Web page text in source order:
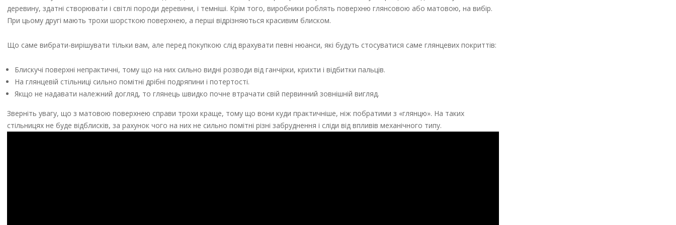
деревину, здатні створювати і світлі породи деревини, і темніші. Крім того, виробники роблять поверхню глянсовою або матовою, на вибір.
При цьому другі мають трохи шорсткою поверхнею, а перші відрізняються красивим блиском.
Що саме вибрати-вирішувати тільки вам, але перед покупкою слід врахувати певні нюанси, які будуть стосуватися саме глянцевих покриттів:
Блискучі поверхні непрактичні, тому що на них сильно видні розводи від ганчірки, крихти і відбитки пальців.
На глянцевій стільниці сильно помітні дрібні подряпини і потертості.
Якщо не надавати належний догляд, то глянець швидко почне втрачати свій первинний зовнішній вигляд.
Зверніть увагу, що з матовою поверхнею справи трохи краще, тому що вони куди практичніше, ніж побратими з «глянцю». На таких
стільницях не буде відблисків, за рахунок чого на них не сильно помітні різні забруднення і сліди від впливів механічного типу.